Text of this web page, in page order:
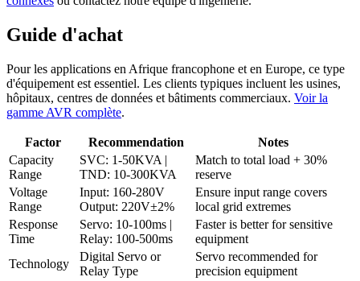
Guide d'achat
Pour les applications en Afrique francophone et en Europe, ce type
d'équipement est essentiel. Les clients typiques incluent les usines,
hôpitaux, centres de données et bâtiments commerciaux. Voir la
gamme AVR complète.
Factor Recommendation
Notes
Capacity
Range
SVC: 1-50KVA |
TND: 10-300KVA
Match to total load + 30%
reserve
Voltage
Range
Input: 160-280V
Output: 220V±2%
Ensure input range covers
local grid extremes
Response
Time
Servo: 10-100ms |
Relay: 100-500ms
Faster is better for sensitive
equipment
Technology
Digital Servo or
Relay Type
Servo recommended for
precision equipment